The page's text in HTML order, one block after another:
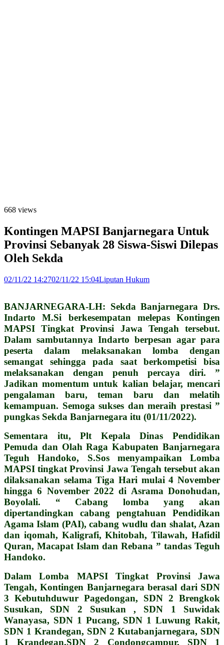
668 views
Kontingen MAPSI Banjarnegara Untuk
Provinsi Sebanyak 28 Siswa-Siswi Dilepas
Oleh Sekda
02/11/22 14:2702/11/22 15:04Liputan Hukum
BANJARNEGARA-LH: Sekda Banjarnegara Drs.
Indarto M.Si berkesempatan melepas Kontingen
MAPSI Tingkat Provinsi Jawa Tengah tersebut.
Dalam sambutannya Indarto berpesan agar para
peserta dalam melaksanakan lomba dengan
semangat sehingga pada saat berkompetisi bisa
melaksanakan dengan penuh percaya diri. ”
Jadikan momentum untuk kalian belajar, mencari
pengalaman baru, teman baru dan melatih
kemampuan. Semoga sukses dan meraih prestasi ”
pungkas Sekda Banjarnegara itu (01/11/2022).
Sementara itu, Plt Kepala Dinas Pendidikan
Pemuda dan Olah Raga Kabupaten Banjarnegara
Teguh Handoko, S.Sos menyampaikan Lomba
MAPSI tingkat Provinsi Jawa Tengah tersebut akan
dilaksanakan selama Tiga Hari mulai 4 November
hingga 6 November 2022 di Asrama Donohudan,
Boyolali. “ Cabang lomba yang akan
dipertandingkan cabang pengtahuan Pendidikan
Agama Islam (PAI), cabang wudlu dan shalat, Azan
dan iqomah, Kaligrafi, Khitobah, Tilawah, Hafidil
Quran, Macapat Islam dan Rebana ” tandas Teguh
Handoko.
Dalam Lomba MAPSI Tingkat Provinsi Jawa
Tengah, Kontingen Banjarnegara berasal dari SDN
3 Kebutuhduwur Pagedongan, SDN 2 Brengkok
Susukan, SDN 2 Susukan , SDN 1 Suwidak
Wanayasa, SDN 1 Pucang, SDN 1 Luwung Rakit,
SDN 1 Krandegan, SDN 2 Kutabanjarnegara, SDN
1 Krandegan,SDN 2 Condongcampur, SDN 1